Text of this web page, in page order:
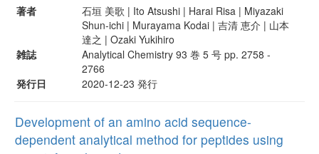
著者
石垣 美歌 | Ito Atsushi | Harai Risa | Miyazaki
Shun-ichi | Murayama Kodai | 吉清 恵介 | 山本
達之 | Ozaki Yukihiro
雑誌
Analytical Chemistry 93 巻 5 号 pp. 2758 -
2766
発行日
2020-12-23 発行
Development of an amino acid sequence-
dependent analytical method for peptides using